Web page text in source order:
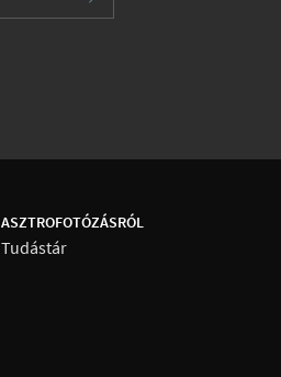
ASZTROFOTÓZÁSRÓL
Tudástár